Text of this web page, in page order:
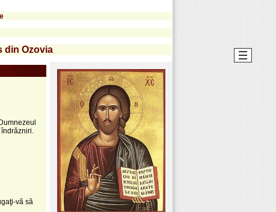
din Ozovia
vă să